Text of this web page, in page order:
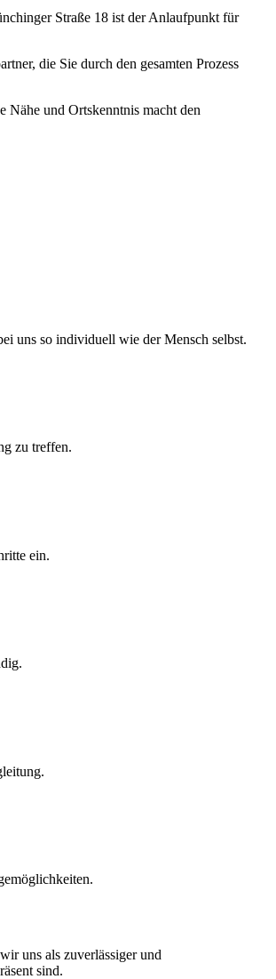
Straße 18 ist der Anlaufpunkt für
die Sie durch den gesamten Prozess
Nähe und Ortskenntnis macht den
uns so individuell wie der Mensch selbst.
zu treffen.
ein.
uns als zuverlässiger und
sind.